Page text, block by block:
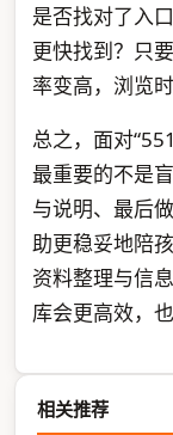
是否找对了入
更快找到？只
率变高，浏览
总之，面对
最重要的不是
与说明、最后
助更稳妥地陪
资料整理与信
库会更高效，
相关推荐